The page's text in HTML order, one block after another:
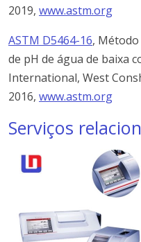
2019, www.astm.org
ASTM D5464-16,
de pH de água de baixa
International, West
2016, www.astm.org
Serviços